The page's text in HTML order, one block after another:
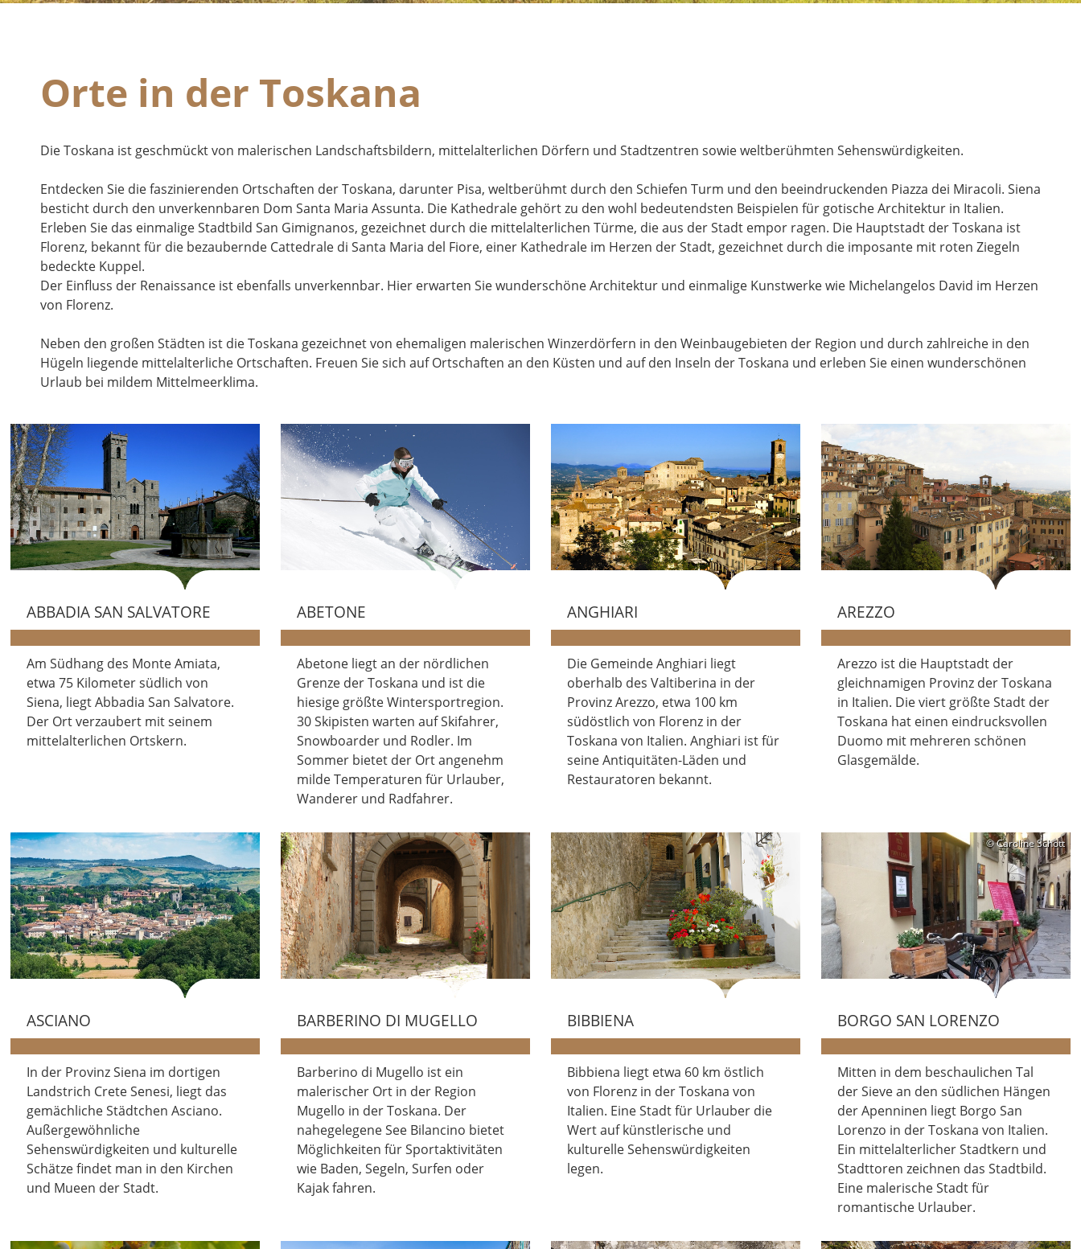
Orte in der Toskana
Die Toskana ist geschmückt von malerischen Landschaftsbildern, mittelalterlichen Dörfern und Stadtzentren sowie weltberühmten Sehenswürdigkeiten.
Entdecken Sie die faszinierenden Ortschaften der Toskana, darunter Pisa, weltberühmt durch den Schiefen Turm und den beeindruckenden Piazza dei Miracoli. Siena
besticht durch den unverkennbaren Dom Santa Maria Assunta. Die Kathedrale gehört zu den wohl bedeutendsten Beispielen für gotische Architektur in Italien.
Erleben Sie das einmalige Stadtbild San Gimignanos, gezeichnet durch die mittelalterlichen Türme, die aus der Stadt empor ragen. Die Hauptstadt der Toskana ist
Florenz, bekannt für die bezaubernde Cattedrale di Santa Maria del Fiore, einer Kathedrale im Herzen der Stadt, gezeichnet durch die imposante mit roten Ziegeln
bedeckte Kuppel.
Der Einfluss der Renaissance ist ebenfalls unverkennbar. Hier erwarten Sie wunderschöne Architektur und einmalige Kunstwerke wie Michelangelos David im Herzen
von Florenz.
Neben den großen Städten ist die Toskana gezeichnet von ehemaligen malerischen Winzerdörfern in den Weinbaugebieten der Region und durch zahlreiche in den
Hügeln liegende mittelalterliche Ortschaften. Freuen Sie sich auf Ortschaften an den Küsten und auf den Inseln der Toskana und erleben Sie einen wunderschönen
Urlaub bei mildem Mittelmeerklima.
ABBADIA SAN SALVATORE
Am Südhang des Monte Amiata,
etwa 75 Kilometer südlich von
Siena, liegt Abbadia San Salvatore.
Der Ort verzaubert mit seinem
mittelalterlichen Ortskern.
ABETONE
Abetone liegt an der nördlichen
Grenze der Toskana und ist die
hiesige größte Wintersportregion.
30 Skipisten warten auf Skifahrer,
Snowboarder und Rodler. Im
Sommer bietet der Ort angenehm
milde Temperaturen für Urlauber,
Wanderer und Radfahrer.
ANGHIARI
Die Gemeinde Anghiari liegt
oberhalb des Valtiberina in der
Provinz Arezzo, etwa 100 km
südöstlich von Florenz in der
Toskana von Italien. Anghiari ist für
seine Antiquitäten-Läden und
Restauratoren bekannt.
AREZZO
Arezzo ist die Hauptstadt der
gleichnamigen Provinz der Toskana
in Italien. Die viert größte Stadt der
Toskana hat einen eindrucksvollen
Duomo mit mehreren schönen
Glasgemälde.
ASCIANO
In der Provinz Siena im dortigen
Landstrich Crete Senesi, liegt das
gemächliche Städtchen Asciano.
Außergewöhnliche
Sehenswürdigkeiten und kulturelle
Schätze findet man in den Kirchen
und Mueen der Stadt.
BARBERINO DI MUGELLO
Barberino di Mugello ist ein
malerischer Ort in der Region
Mugello in der Toskana. Der
nahegelegene See Bilancino bietet
Möglichkeiten für Sportaktivitäten
wie Baden, Segeln, Surfen oder
Kajak fahren.
BIBBIENA
Bibbiena liegt etwa 60 km östlich
von Florenz in der Toskana von
Italien. Eine Stadt für Urlauber die
Wert auf künstlerische und
kulturelle Sehenswürdigkeiten
legen.
© Caroline Schott
BORGO SAN LORENZO
Mitten in dem beschaulichen Tal
der Sieve an den südlichen Hängen
der Apenninen liegt Borgo San
Lorenzo in der Toskana von Italien.
Ein mittelalterlicher Stadtkern und
Stadttoren zeichnen das Stadtbild.
Eine malerische Stadt für
romantische Urlauber.